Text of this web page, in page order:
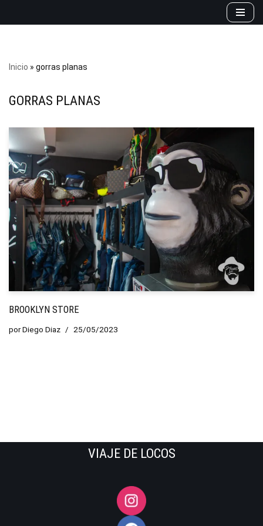
Inicio » gorras planas
GORRAS PLANAS
BROOKLYN STORE
porDiego Diaz 25/05/2023
VIAJE DE LOCOS